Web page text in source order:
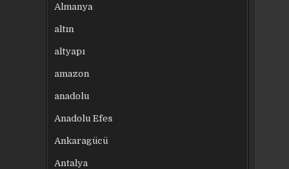
Almanya
altın
altyapı
amazon
anadolu
Anadolu Efes
Ankaragücü
Antalya